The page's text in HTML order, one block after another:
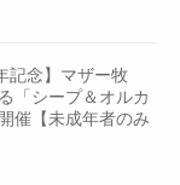
記念】マザー牧
「シープ＆オルカ
催【未成年者のみ